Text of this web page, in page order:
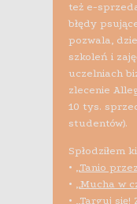
też e-
błędy
pozwala,
szkoleń i
uczelniach
zlecenie
10 tys.
studentów).
Spłodziłem
• „Tanio
• „Mucha w
• „Targuj się!